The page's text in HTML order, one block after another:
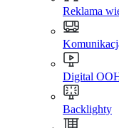
Reklama
Digital
Backlighty